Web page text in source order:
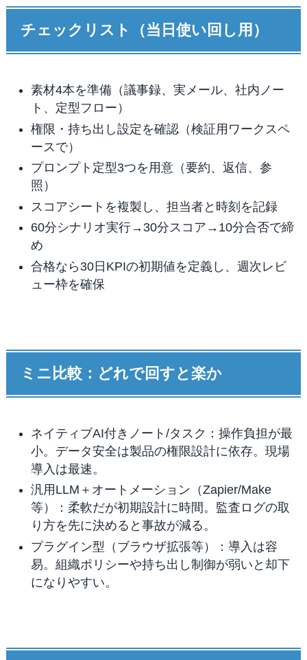
チェックリスト（当日使い回し用）
素材4本を準備（議事録、実メール、社内ノー
ト、定型フロー）
権限・持ち出し設定を確認（検証用ワークスペ
ースで）
プロンプト定型3つを用意（要約、返信、参
照）
スコアシートを複製し、担当者と時刻を記録
60分シナリオ実行→30分スコア→10分合否で締
め
合格なら30日KPIの初期値を定義し、週次レビ
ュー枠を確保
ミニ比較：どれで回すと楽か
ネイティブAI付きノート/タスク：操作負担が最
小。データ安全は製品の権限設計に依存。現場
導入は最速。
汎用LLM＋オートメーション（Zapier/Make
等）：柔軟だが初期設計に時間。監査ログの取
り方を先に決めると事故が減る。
プラグイン型（ブラウザ拡張等）：導入は容
易。組織ポリシーや持ち出し制御が弱いと却下
になりやすい。